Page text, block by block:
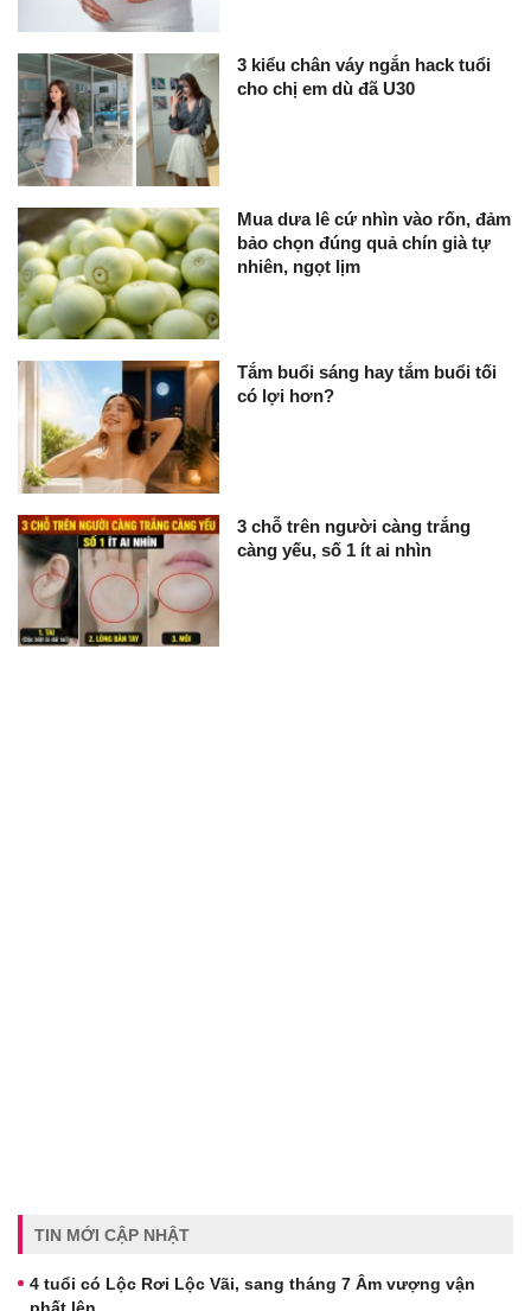
3 kiểu chân váy ngắn hack tuổi
cho chị em dù đã U30
Mua dưa lê cứ nhìn vào rốn, đảm
bảo chọn đúng quả chín già tự
nhiên, ngọt lịm
Tắm buổi sáng hay tắm buổi tối
có lợi hơn?
3 chỗ trên người càng trắng
càng yếu, số 1 ít ai nhìn
TIN MỚI CẬP NHẬT
4 tuổi có Lộc Rơi Lộc Vãi, sang tháng 7 Âm vượng vận